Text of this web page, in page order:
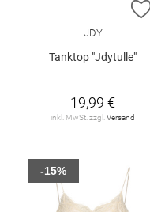
JDY
Tanktop "Jdytulle"
19,99 €
inkl. MwSt. zzgl. Versand
-15%